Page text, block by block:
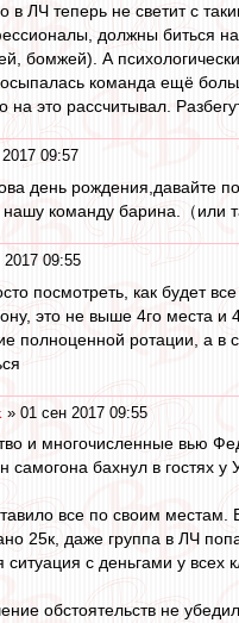
в ЛЧ теперь не светит с
должны биться
бомжей). А
команда ещё
на это рассчитывал.
09:57
день рождения,давайте
команду барина.（или
2017 09:55
посмотреть, как будет
это не выше 4го места и 4
полноценной ротации, а в
» 01 сен 2017 09:55
и многочисленные вью
самогона бахнул в гостях
все по своим местам.
25к, даже группа в ЛЧ
с деньгами у
обстоятельств не